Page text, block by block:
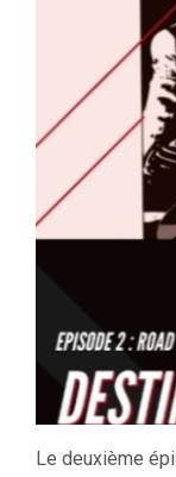
Le deuxième